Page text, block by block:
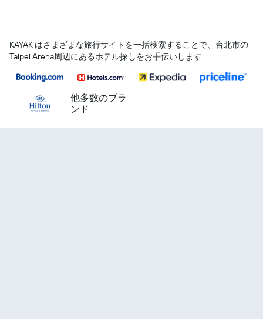
KAYAK はさまざまな旅行サイトを一括検索することで、台北市​の
Taipei Arena​周辺にあるホテル探しをお手伝いします
他多数のブラ
ンド